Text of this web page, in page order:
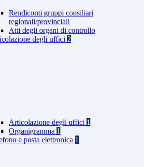
Rendiconti gruppi consiliari
regionali/provinciali
Atti degli organi di controllo
degli uffici 2
Articolazione degli uffici 1
Organigramma 1
e posta elettronica 1